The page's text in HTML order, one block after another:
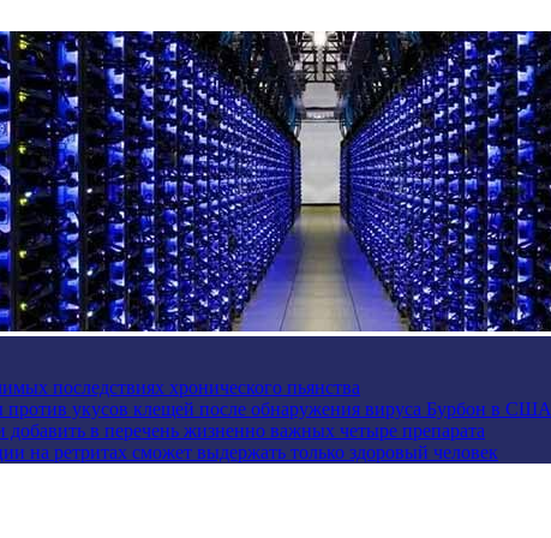
последствиях хронического пьянства
укусов клещей после обнаружения вируса Бурбон в США
в перечень жизненно важных четыре препарата
на ретритах сможет выдержать только здоровый человек